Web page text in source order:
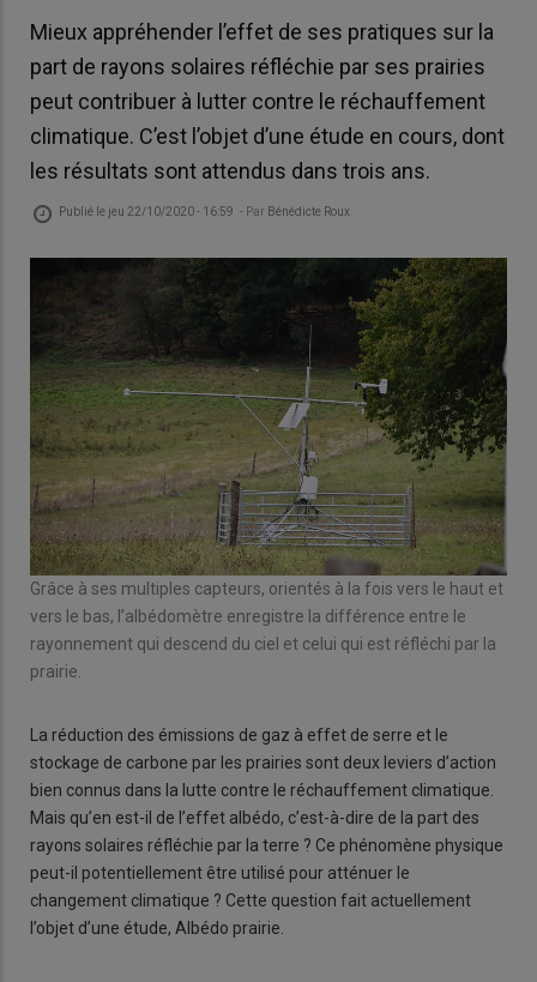
Mieux appréhender l’effet de ses pratiques sur la
part de rayons solaires réfléchie par ses prairies
peut contribuer à lutter contre le réchauffement
climatique. C’est l’objet d’une étude en cours, dont
les résultats sont attendus dans trois ans.
Publié le jeu 22/10/2020 - 16:59 - Par Bénédicte Roux
Grâce à ses multiples capteurs, orientés à la fois vers le haut et
vers le bas, l’albédomètre enregistre la différence entre le
rayonnement qui descend du ciel et celui qui est réfléchi par la
prairie.
La réduction des émissions de gaz à effet de serre et le
stockage de carbone par les prairies sont deux leviers d’action
bien connus dans la lutte contre le réchauffement climatique.
Mais qu’en est-il de l’effet albédo, c’est-à-dire de la part des
rayons solaires réfléchie par la terre ? Ce phénomène physique
peut-il potentiellement être utilisé pour atténuer le
changement climatique ? Cette question fait actuellement
l’objet d’une étude, Albédo prairie.